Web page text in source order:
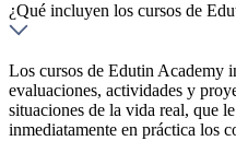
¿Qué incluyen los cursos de
Los cursos de Edutin Academy
evaluaciones, actividades y
situaciones de la vida real, que
inmediatamente en práctica los